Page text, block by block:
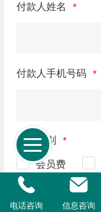
付款人姓名
付款人手机号码
交费类别
会员费
缴纳时间
电话咨询 信息咨询